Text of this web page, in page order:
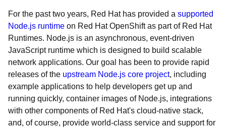
For the past two years, Red Hat has provided a supported
Node.js runtime on Red Hat OpenShift as part of Red Hat
Runtimes. Node.js is an asynchronous, event-driven
JavaScript runtime which is designed to build scalable
network applications. Our goal has been to provide rapid
releases of the upstream Node.js core project, including
example applications to help developers get up and
running quickly, container images of Node.js, integrations
with other components of Red Hat's cloud-native stack,
and, of course, provide world-class service and support for